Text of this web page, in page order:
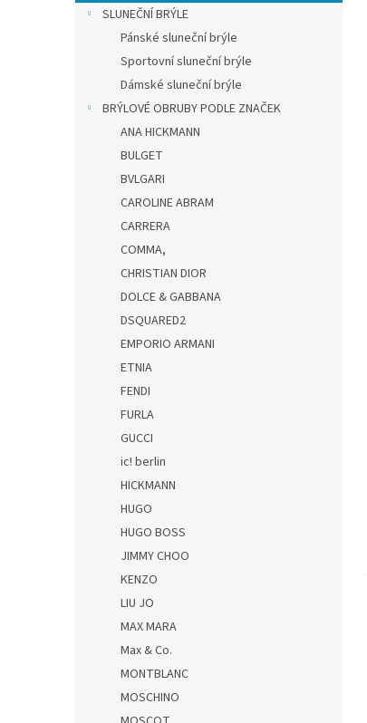
n
SLUNEČNÍ BRÝLE
Pánské sluneční brýle
Sportovní sluneční brýle
Dámské sluneční brýle
BRÝLOVÉ OBRUBY PODLE ZNAČEK
ANA HICKMANN
BULGET
BVLGARI
CAROLINE ABRAM
CARRERA
COMMA,
CHRISTIAN DIOR
DOLCE & GABBANA
DSQUARED2
EMPORIO ARMANI
ETNIA
FENDI
FURLA
GUCCI
ic! berlin
HICKMANN
HUGO
HUGO BOSS
JIMMY CHOO
KENZO
LIU JO
MAX MARA
Max & Co.
MONTBLANC
MOSCHINO